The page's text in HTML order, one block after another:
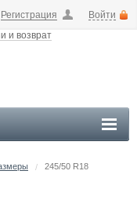
Регистрация Войти
и возврат
/ 245/50 R18